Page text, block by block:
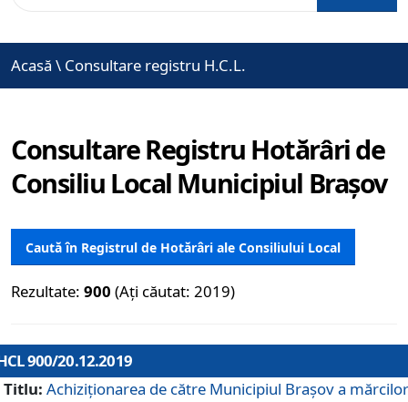
Acasă \ Consultare registru H.C.L.
Consultare Registru Hotărâri de
Consiliu Local Municipiul Brașov
Caută în Registrul de Hotărâri ale Consiliului Local
Rezultate: 900 (Ați căutat: 2019)
900/20.12.2019
Titlu: Achiziționarea de către Municipiul Brașov a mărcilor